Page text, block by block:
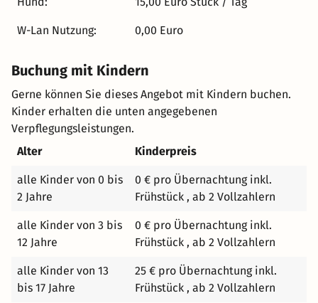
Paare, Nachbarn, auf Geschäfts- oder Urlaubsreise.
Sie suchen vegetarisches oder veganes Essen? Das
Pizza & Pasta ist Ihr Soulfood? Nehmen Sie Platz im Zio
Manu di Napoli. Sie möchten in Bremen gebrautes Bier
probieren und einen Burger dazu essen? Das
Hopfenfänger Team ist gerne für Sie da. Mit mehreren
bieten wir Ihnen Platz für jeden Anlass, den Sie feiern
möchten. Egal ob Sie einen Tipp benötigen, um die Stadt
mit einem unserer Fahrräder zu erkunden, eine
das Team John & Will ist rund um die Uhr für Sie da.
W-Lan Nutzung: 0,00 Euro
Buchung mit Kindern
Gerne können Sie dieses Angebot mit Kindern buchen.
Kinder erhalten die unten angegebenen
Verpflegungsleistungen.
Alter
Kinderpreis
alle Kinder von 0 bis
2 Jahre
0 € pro Übernachtung inkl.
Frühstück , ab 2 Vollzahlern
alle Kinder von 3 bis
12 Jahre
0 € pro Übernachtung inkl.
Frühstück , ab 2 Vollzahlern
alle Kinder von 13
bis 17 Jahre
25 € pro Übernachtung inkl.
Frühstück , ab 2 Vollzahlern